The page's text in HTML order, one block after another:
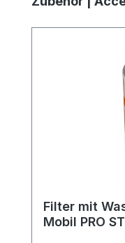
Filter mit
Mobil PRO